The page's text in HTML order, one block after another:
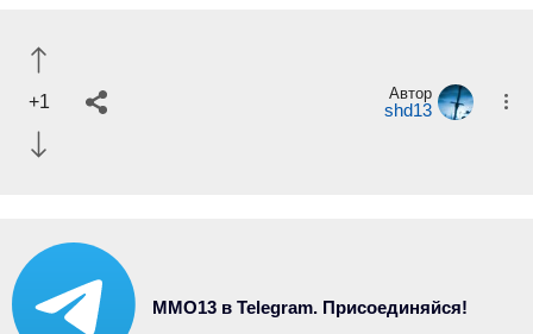
+1 Автор
shd13
MMO13 в Telegram. Присоединяйся!